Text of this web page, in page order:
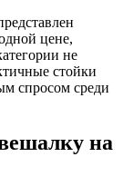
цене,
не
стойки
спросом среди
на